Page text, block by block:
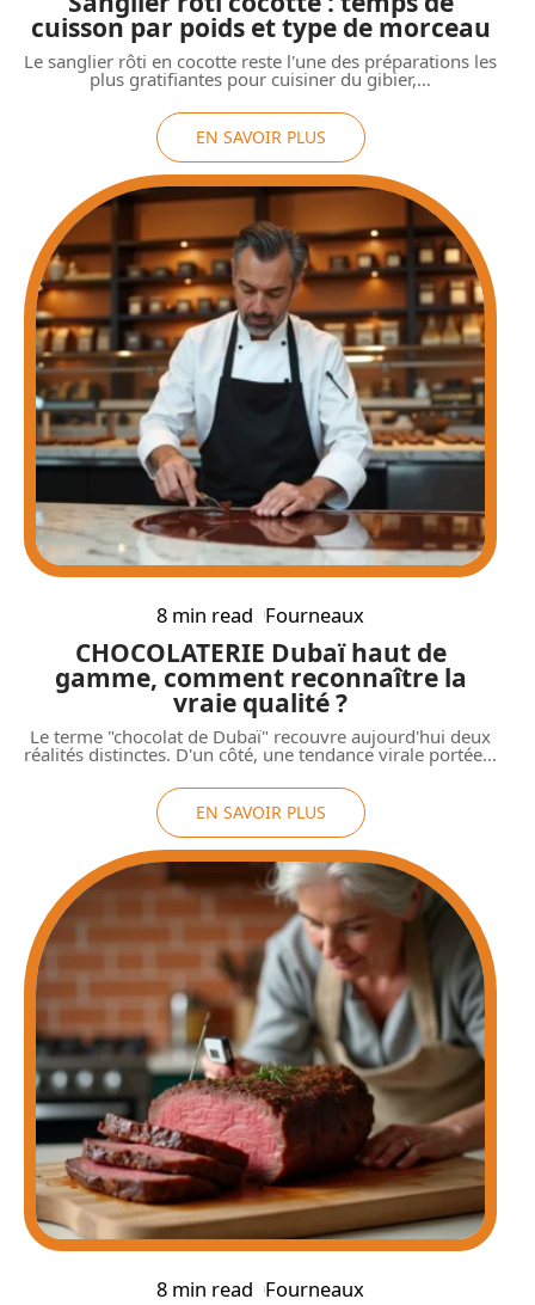
cuisson par poids et type de morceau
Le sanglier rôti en cocotte reste l'une des préparations les
plus gratifiantes pour cuisiner du gibier,…
EN SAVOIR PLUS
8 min read Fourneaux
CHOCOLATERIE Dubaï haut de
gamme, comment reconnaître la
vraie qualité ?
Le terme "chocolat de Dubaï" recouvre aujourd'hui deux
réalités distinctes. D'un côté, une tendance virale portée…
EN SAVOIR PLUS
8 min read Fourneaux